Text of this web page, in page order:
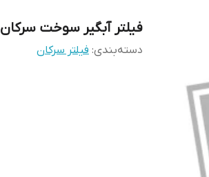
فیلتر آبگیر سوخت سرکان
دسته‌بندی: فیلتر سرکان